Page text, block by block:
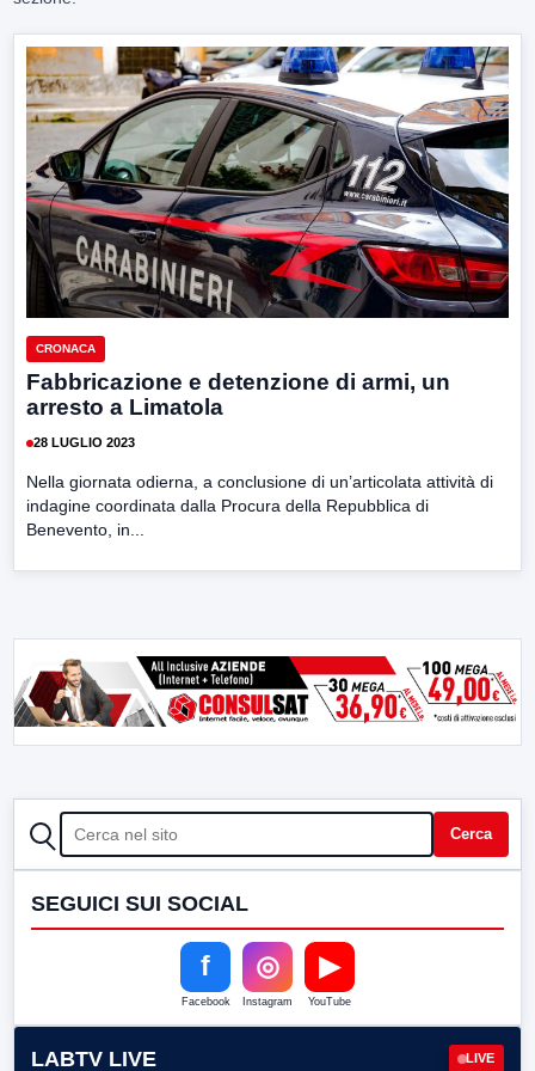
CRONACA
Fabbricazione e detenzione di armi, un
arresto a Limatola
28 LUGLIO 2023
Nella giornata odierna, a conclusione di un’articolata attività di
indagine coordinata dalla Procura della Repubblica di
Benevento, in...
CERCA Cerca
SEGUICI SUI SOCIAL
f
Facebook
◎
Instagram
▶
YouTube
LABTV LIVE LIVE